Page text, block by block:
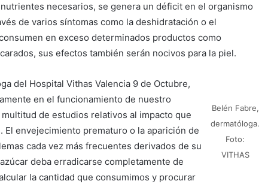
necesarios, se genera un déficit en el organismo
de varios síntomas como la deshidratación o el
en exceso determinados productos como
sus efectos también serán nocivos para la piel.
Belén Fabre,
dermatóloga.
Foto:
VITHAS
del Hospital Vithas Valencia 9 de Octubre,
en el funcionamiento de nuestro
de estudios relativos al impacto que
El envejecimiento prematuro o la aparición de
cada vez más frecuentes derivados de su
deba erradicarse completamente de
la cantidad que consumimos y procurar